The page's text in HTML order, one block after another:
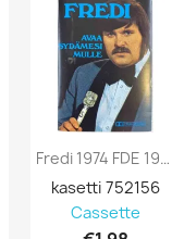
Fredi 1974 FDE 198 Avaa Sydämesi Mulle...
kasetti 752156
Cassette